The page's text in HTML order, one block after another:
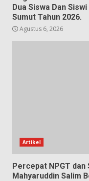
Dua Siswa Dan
Sumut Tahun 2026.
Agustus 6, 2026
Artikel
Percepat NPGT
Mahyaruddin Salim